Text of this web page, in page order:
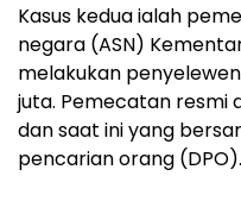
Kasus kedua ialah
negara (ASN)
melakukan
juta. Pemecatan resmi
dan saat ini yang
pencarian orang (DPO).